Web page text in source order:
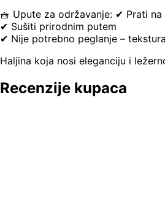
🧺 Upute za održavanje: ✔ Prati na
✔ Sušiti prirodnim putem
✔ Nije potrebno peglanje –
Haljina koja nosi eleganciju i
Recenzije kupaca